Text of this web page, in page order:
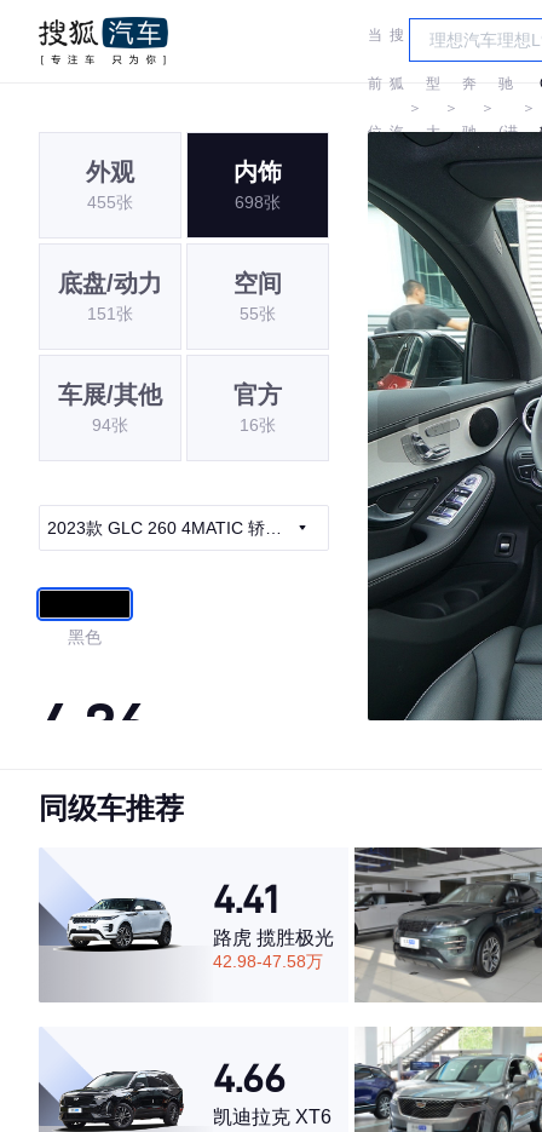
当
前
位
置:
搜
狐
汽
＞
车
型
大
＞
奔
驰
＞
奔
驰
(进
＞
外观
455张
内饰
698张
底盘/动力
151张
空间
55张
车展/其他
94张
官方
16张
2023款 GLC 260 4MATIC 轿跑
黑色
4.36
·外观表现较为优秀，优于84%同级车
·空间表现一般，低于95%同级车
同级车推荐
4.41
路虎 揽胜极光
42.98-47.58万
4.66
凯迪拉克 XT6